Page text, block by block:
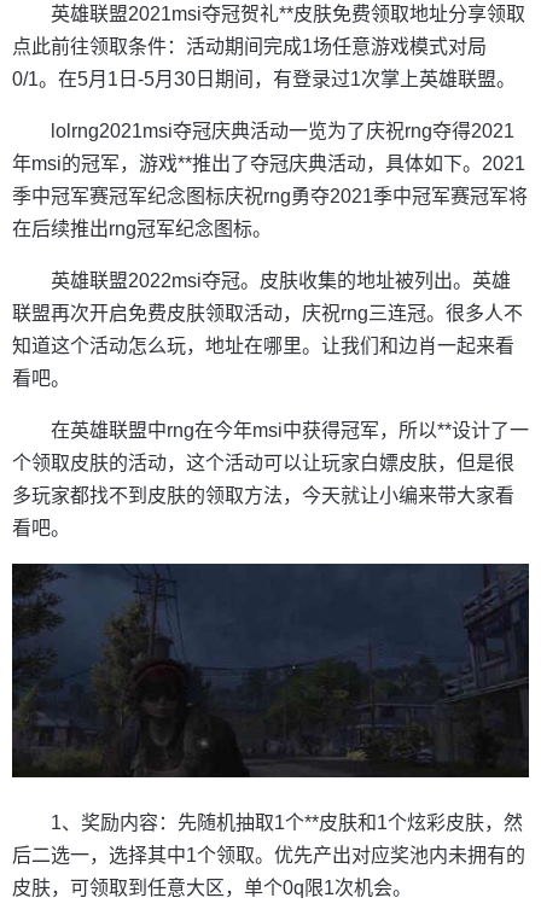
英雄联盟2021msi夺冠贺礼**皮肤免费领取地址分享领取
点此前往领取条件：活动期间完成1场任意游戏模式对局
0/1。在5月1日-5月30日期间，有登录过1次掌上英雄联盟。
lolrng2021msi夺冠庆典活动一览为了庆祝rng夺得2021
年msi的冠军，游戏**推出了夺冠庆典活动，具体如下。2021
季中冠军赛冠军纪念图标庆祝rng勇夺2021季中冠军赛冠军将
在后续推出rng冠军纪念图标。
英雄联盟2022msi夺冠。皮肤收集的地址被列出。英雄
联盟再次开启免费皮肤领取活动，庆祝rng三连冠。很多人不
知道这个活动怎么玩，地址在哪里。让我们和边肖一起来看
看吧。
在英雄联盟中rng在今年msi中获得冠军，所以**设计了一
个领取皮肤的活动，这个活动可以让玩家白嫖皮肤，但是很
多玩家都找不到皮肤的领取方法，今天就让小编来带大家看
看吧。
1、奖励内容：先随机抽取1个**皮肤和1个炫彩皮肤，然
后二选一，选择其中1个领取。优先产出对应奖池内未拥有的
皮肤，可领取到任意大区，单个0q限1次机会。